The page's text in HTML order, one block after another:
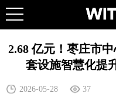
2.68 亿元！枣庄市
套设施智慧化提
2026-05-28 37